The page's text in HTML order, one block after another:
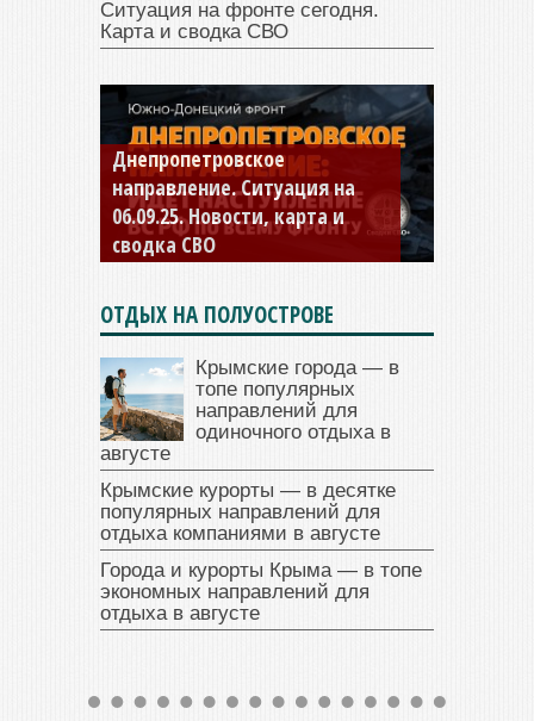
Ситуация на фронте сегодня.
Карта и сводка СВО
Константиновское
направление. Ситуация на
04.09.25 Новости, карта и
сводка СВО
ОТДЫХ НА ПОЛУОСТРОВЕ
Крымские города — в
топе популярных
направлений для
одиночного отдыха в
августе
Крымские курорты — в десятке
популярных направлений для
отдыха компаниями в августе
Города и курорты Крыма — в топе
экономных направлений для
отдыха в августе